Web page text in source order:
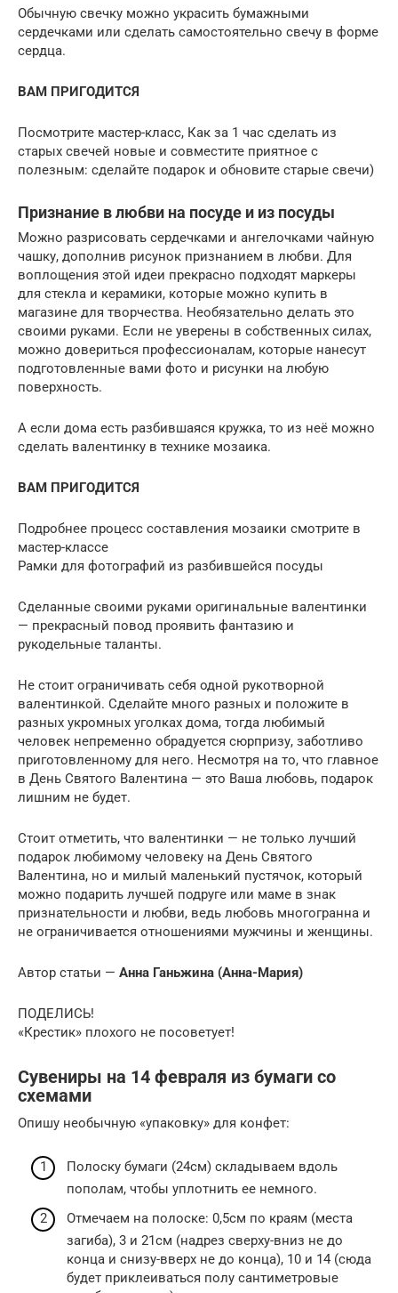
Обычную свечку можно украсить бумажными
сердечками или сделать самостоятельно свечу в форме
сердца.
ВАМ ПРИГОДИТСЯ
Посмотрите мастер-класс, Как за 1 час сделать из
старых свечей новые и совместите приятное с
полезным: сделайте подарок и обновите старые свечи)
Признание в любви на посуде и из посуды
Можно разрисовать сердечками и ангелочками чайную
чашку, дополнив рисунок признанием в любви. Для
воплощения этой идеи прекрасно подходят маркеры
для стекла и керамики, которые можно купить в
магазине для творчества. Необязательно делать это
своими руками. Если не уверены в собственных силах,
можно довериться профессионалам, которые нанесут
подготовленные вами фото и рисунки на любую
поверхность.
А если дома есть разбившаяся кружка, то из неё можно
сделать валентинку в технике мозаика.
ВАМ ПРИГОДИТСЯ
Подробнее процесс составления мозаики смотрите в
мастер-классе
Рамки для фотографий из разбившейся посуды
Сделанные своими руками оригинальные валентинки
— прекрасный повод проявить фантазию и
рукодельные таланты.
Не стоит ограничивать себя одной рукотворной
валентинкой. Сделайте много разных и положите в
разных укромных уголках дома, тогда любимый
человек непременно обрадуется сюрпризу, заботливо
приготовленному для него. Несмотря на то, что главное
в День Святого Валентина — это Ваша любовь, подарок
лишним не будет.
Стоит отметить, что валентинки — не только лучший
подарок любимому человеку на День Святого
Валентина, но и милый маленький пустячок, который
можно подарить лучшей подруге или маме в знак
признательности и любви, ведь любовь многогранна и
не ограничивается отношениями мужчины и женщины.
Автор статьи — Анна Ганьжина (Анна-Мария)
ПОДЕЛИСЬ!
«Крестик» плохого не посоветует!
Сувениры на 14 февраля из бумаги со
схемами
Опишу необычную «упаковку» для конфет:
Полоску бумаги (24см) складываем вдоль
пополам, чтобы уплотнить ее немного.
Отмечаем на полоске: 0,5см по краям (места
загиба), 3 и 21см (надрез сверху-вниз не до
конца и снизу-вверх не до конца), 10 и 14 (сюда
будет приклеиваться полу сантиметровые